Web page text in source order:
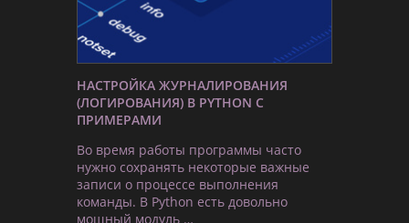
НАСТРОЙКА ЖУРНАЛИРОВАНИЯ
(ЛОГИРОВАНИЯ) В PYTHON С
ПРИМЕРАМИ
Во время работы программы часто
нужно сохранять некоторые важные
записи о процессе выполнения
команды. В Python есть довольно
мощный модуль …